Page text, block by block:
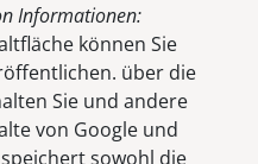
Informationen:
können Sie
über die
Sie und andere
von Google und
sowohl die